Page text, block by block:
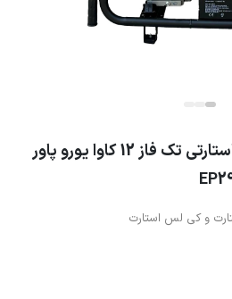
موتور برق سه گانه سوز استارتی تک فاز 12 کاوا یورو پاور
و کی لس استارت